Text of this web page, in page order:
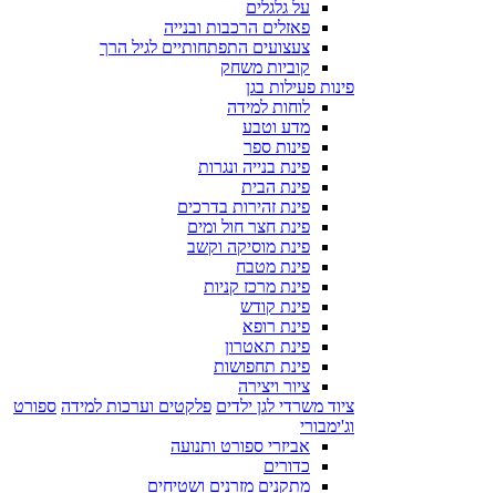
על גלגלים
פאזלים הרכבות ובנייה
צעצועים התפתחותיים לגיל הרך
קוביות משחק
פינות פעילות בגן
לוחות למידה
מדע וטבע
פינות ספר
פינת בנייה ונגרות
פינת הבית
פינת זהירות בדרכים
פינת חצר חול ומים
פינת מוסיקה וקשב
פינת מטבח
פינת מרכז קניות
פינת קודש
פינת רופא
פינת תאטרון
פינת תחפושות
ציור ויצירה
ציוד משרדי לגן ילדים פלקטים וערכות למידה ספורט
וג'ימבורי
אביזרי ספורט ותנועה
כדורים
מתקנים מזרנים ושטיחים